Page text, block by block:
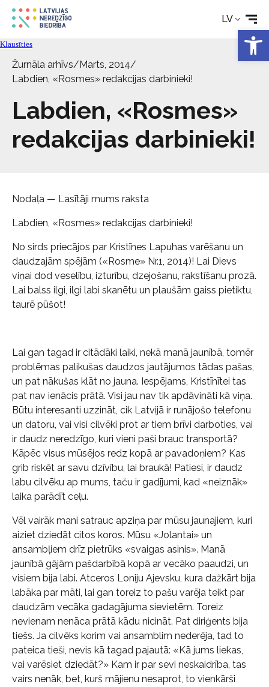
LV
Aktualitātes
Pakalpojumi
Par biedrību
Klausīties
Žurnāla arhīvs/Marts, 2014/
Labdien, «Rosmes» redakcijas darbinieki!
Labdien, «Rosmes»
redakcijas darbinieki!
Nodaļa — Lasītāji mums raksta
Labdien, «Rosmes» redakcijas darbinieki!
No sirds priecājos par Kristīnes Lapuhas varēšanu un
daudzajām spējām («Rosme» Nr.1, 2014)! Lai Dievs
viņai dod veselību, izturību, dzejošanu, rakstīšanu prozā.
Lai balss ilgi, ilgi labi skanētu un plaušām gaiss pietiktu,
taurē pūšot!
Lai gan tagad ir citādāki laiki, nekā manā jaunībā, tomēr
problēmas palikušas daudzos jautājumos tādas pašas,
un pat nākušas klāt no jauna. Iespējams, Kristīnītei tas
pat nav ienācis prātā. Visi jau nav tik apdāvināti kā viņa.
Būtu interesanti uzzināt, cik Latvijā ir runājošo telefonu
un datoru, vai visi cilvēki prot ar tiem brīvi darboties, vai
ir daudz neredzīgo, kuri vieni paši brauc transportā?
Kāpēc visus mūsējos redz kopā ar pavadoņiem? Kas
grib riskēt ar savu dzīvību, lai braukā! Patiesi, ir daudz
labu cilvēku ap mums, taču ir gadījumi, kad «neiznāk»
laika parādīt ceļu.
Vēl vairāk mani satrauc apziņa par mūsu jaunajiem, kuri
aiziet dziedāt citos koros. Mūsu «Jolantai» un
ansambļiem drīz pietrūks «svaigas asinis». Manā
jaunībā gājām pašdarbībā kopā ar vecāko paaudzi, un
visiem bija labi. Atceros Loniju Ajevsku, kura dažkārt bija
labāka par māti, lai gan toreiz to pašu varēja teikt par
daudzām vecāka gadagājuma sievietēm. Toreiz
nevienam nenāca prātā kādu nicināt. Pat diriģents bija
tiešs. Ja cilvēks korim vai ansamblim nederēja, tad to
pateica tieši, nevis kā tagad pajautā: «Kā jums liekas,
vai varēsiet dziedāt?» Kam ir par sevi neskaidrība, tas
vairs nenāk, bet, kurš mājienu nesaprot, to vienkārši